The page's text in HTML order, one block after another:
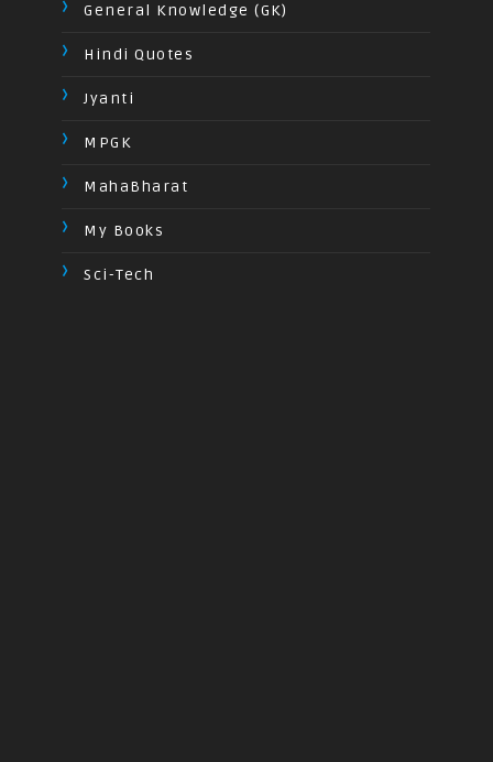
General Knowledge (GK)
Hindi Quotes
Jyanti
MPGK
MahaBharat
My Books
Sci-Tech